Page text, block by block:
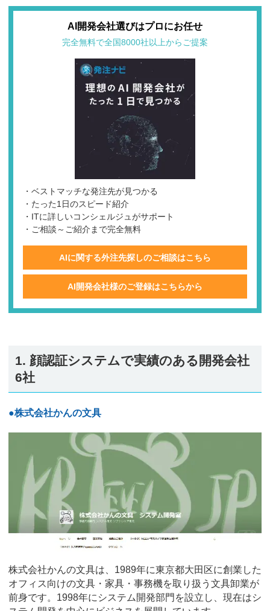
AI開発会社選びはプロにお任せ
完全無料で全国8000社以上からご提案
・ベストマッチな発注先が見つかる
・たった1日のスピード紹介
・ITに詳しいコンシェルジュがサポート
・ご相談～ご紹介まで完全無料
AIに関する外注先探しのご相談はこちら
AI開発会社様のご登録はこちらから
1. 顔認証システムで実績のある開発会社
6社
●株式会社かんの文具
株式会社かんの文具は、1989年に東京都大田区に創業した
オフィス向けの文具・家具・事務機を取り扱う文具卸業が
前身です。1998年にシステム開発部門を設立し、現在はシ